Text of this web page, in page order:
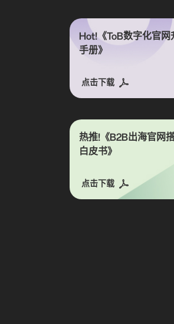
Hot!《ToB数字化官网
手册》
点击下载
热推!《B2B出海官网
白皮书》
点击下载